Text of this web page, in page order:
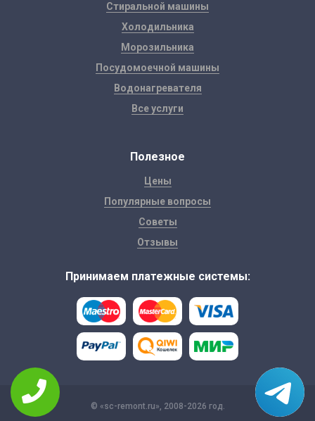
Стиральной машины
Холодильника
Морозильника
Посудомоечной машины
Водонагревателя
Все услуги
Полезное
Цены
Популярные вопросы
Советы
Отзывы
Принимаем платежные системы:
© «sc-remont.ru», 2008-2026 год.